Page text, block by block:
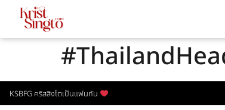
KSBFG คริสสิงโตเป็นแฟนกัน